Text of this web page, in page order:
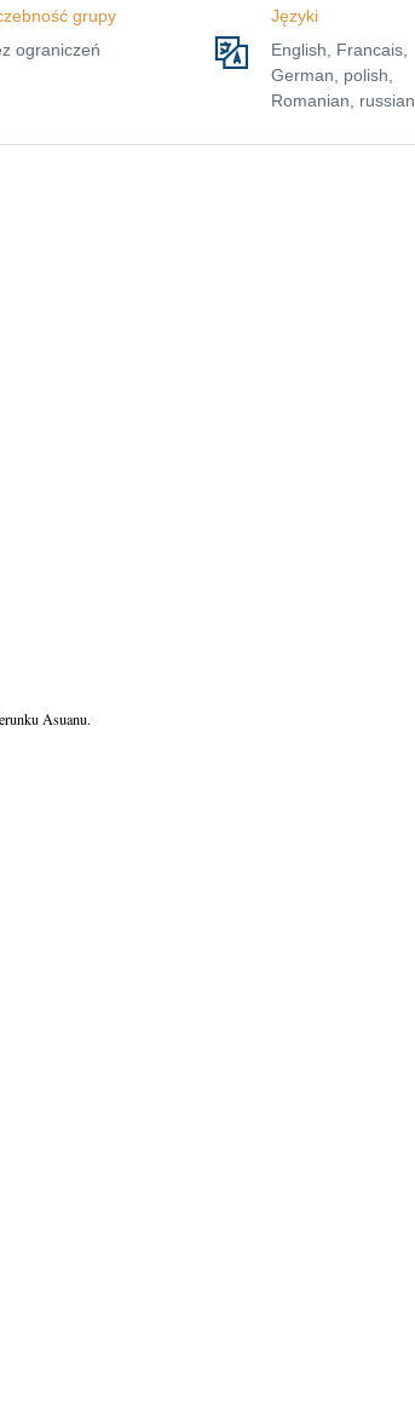
grupy
ograniczeń
Języki
English, Francais,
German, polish,
Romanian, russian
Asuanu.